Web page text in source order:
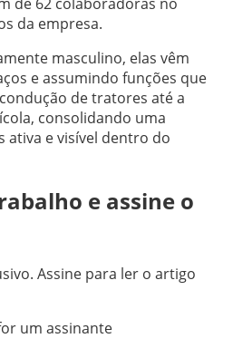
da empresa.
masculino, elas vêm
e assumindo funções que
de tratores até a
consolidando uma
ativa e visível dentro do
e assine o
Assine para ler o artigo
um assinante